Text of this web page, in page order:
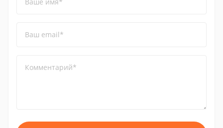
Ваш email*
Комментарий*